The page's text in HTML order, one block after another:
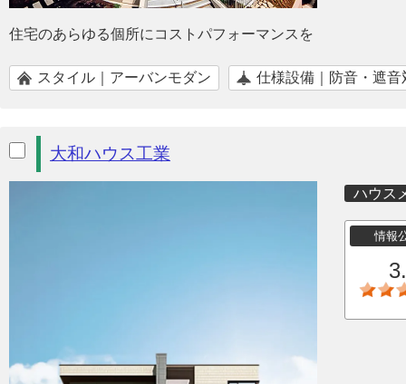
住宅のあらゆる個所にコストパフォーマンスを
スタイル｜アーバンモダン 仕様設備｜防音・遮音
大和ハウス工業
ハウス
情報